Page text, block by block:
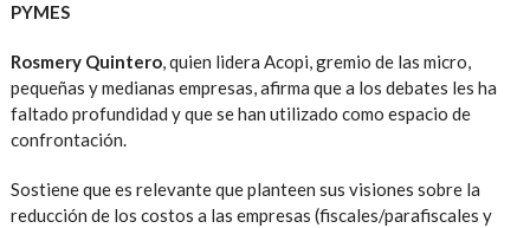
PYMES
Rosmery Quintero, quien lidera Acopi, gremio de las micro,
pequeñas y medianas empresas, afirma que a los debates les ha
faltado profundidad y que se han utilizado como espacio de
confrontación.
Sostiene que es relevante que planteen sus visiones sobre la
reducción de los costos a las empresas (fiscales/parafiscales y